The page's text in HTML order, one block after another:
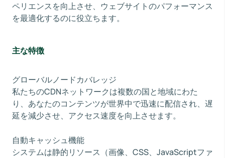
ペリエンスを向上させ、ウェブサイトのパフォーマンス
を最適化するのに役立ちます。
主な特徴
グローバルノードカバレッジ
私たちのCDNネットワークは複数の国と地域にわた
り、あなたのコンテンツが世界中で迅速に配信され、遅
延を減少させ、アクセス速度を向上させます。
自動キャッシュ機能
システムは静的リソース（画像、CSS、JavaScriptファ